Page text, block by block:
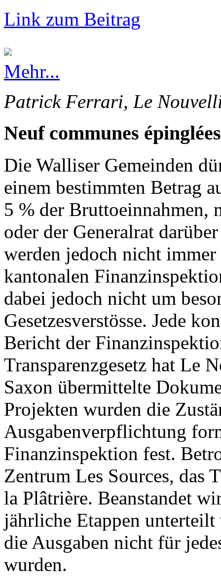
Link zum Beitrag
Mehr...
Patrick Ferrari, Le
Neuf communes épinglées
Die Walliser Gemeinden
einem bestimmten Betrag
5 % der Bruttoeinnahmen,
oder der Generalrat
werden jedoch nicht
kantonalen
dabei jedoch nicht um
Gesetzesverstösse. Jede
Bericht der
Transparenzgesetz hat Le
Saxon übermittelte
Projekten wurden die
Ausgabenverpflichtung
Finanzinspektion fest.
Zentrum Les Sources, das
la Plâtrière. Beanstandet
jährliche Etappen unterteilt
die Ausgaben nicht für
wurden.